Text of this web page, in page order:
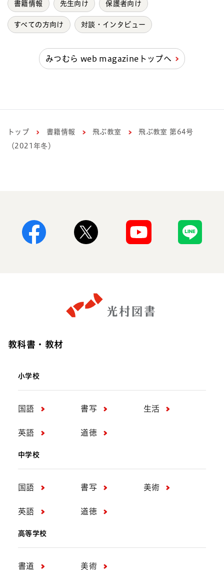
書籍情報 先生向け 保護者向け
すべての方向け 対談・インタビュー
みつむら web magazineトップへ
トップ 書籍情報 飛ぶ教室
飛ぶ教室 第64号
（2021年冬）
教科書・教材
小学校
国語 書写 生活
英語 道徳
中学校
国語 書写 美術
英語 道徳
高等学校
書道 美術